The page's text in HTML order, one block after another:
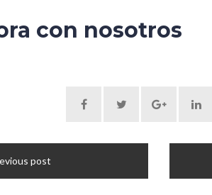
con nosotros
post